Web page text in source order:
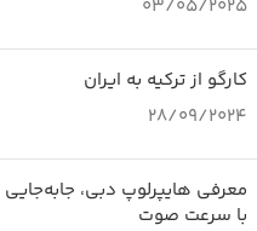
03/05/2025
کارگو از ترکیه به ایران
28/09/2024
معرفی هایپرلوپ دبی، جابه‌جایی
با سرعت صوت